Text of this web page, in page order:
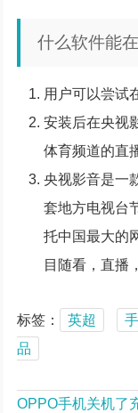
什么软件能
用户可以尝试
安装后在央视
体育频道的直
央视影音是一
套地方电视台
托中国最大的
目随看，直播
标签： 英超
品
OPPO手机关机了